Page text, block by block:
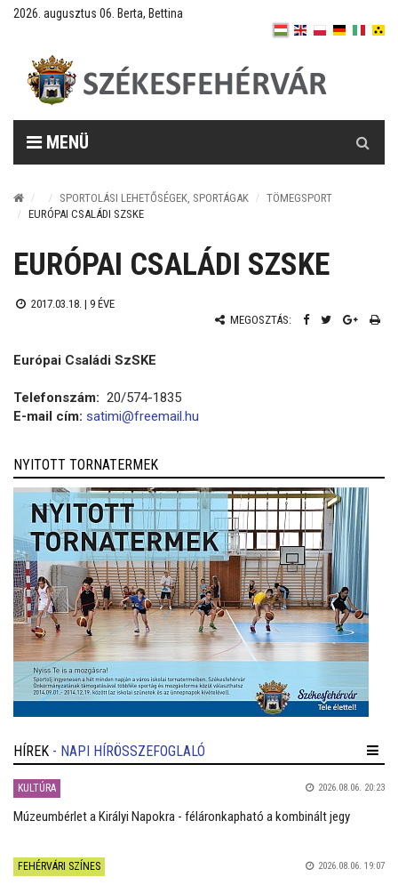
2026. augusztus 06. Berta, Bettina
MENÜ
SPORTOLÁSI LEHETŐSÉGEK, SPORTÁGAK
TÖMEGSPORT
EURÓPAI CSALÁDI SZSKE
EURÓPAI CSALÁDI SZSKE
2017.03.18. | 9 ÉVE
MEGOSZTÁS:
Európai Családi SzSKE
Telefonszám: 20/574-1835
E-mail cím: satimi@freemail.hu
NYITOTT TORNATERMEK
HÍREK - NAPI HÍRÖSSZEFOGLALÓ
KULTÚRA 2026.08.06. 20:23
Múzeumbérlet a Királyi Napokra - féláronkapható a kombinált jegy
FEHÉRVÁRI SZÍNES 2026.08.06. 19:07